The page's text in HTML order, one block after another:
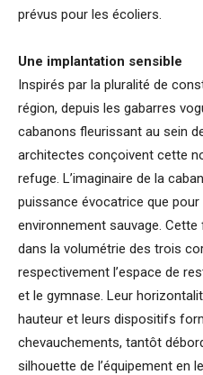
prévus pour les écoliers.
Une implantation sensible
Inspirés par la pluralité de
région, depuis les gabarres
cabanons fleurissant au sein
architectes conçoivent cette
refuge. L’imaginaire de la
puissance évocatrice que
environnement sauvage.
dans la volumétrie des trois
respectivement l’espace de
et le gymnase. Leur
hauteur et leurs dispositifs
chevauchements, tantôt
silhouette de l’équipement en